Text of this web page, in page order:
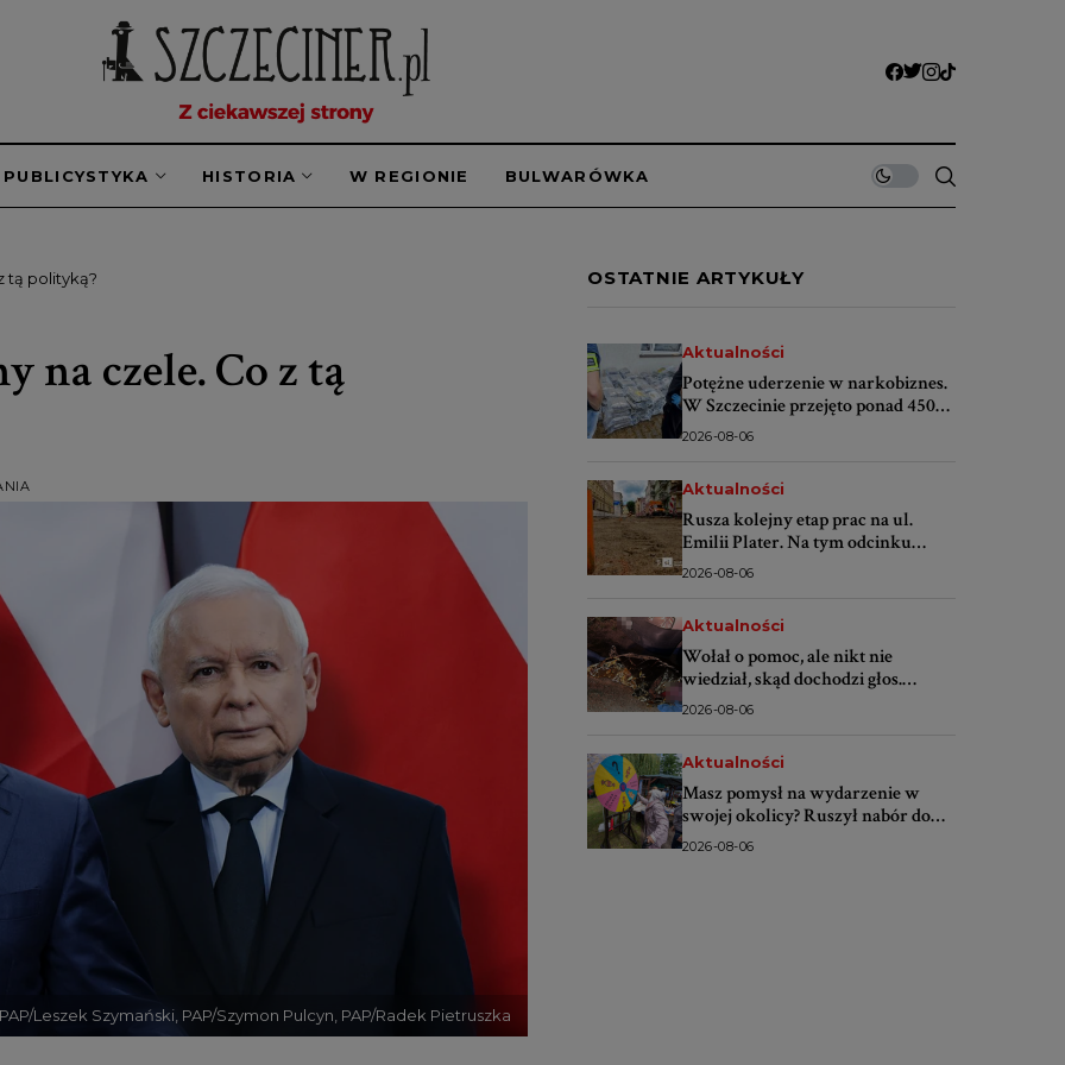
PUBLICYSTYKA HISTORIA W REGIONIE BULWARÓWKA
tą polityką?
na czele. Co z tą
Leszek Szymański, PAP/Szymon Pulcyn, PAP/Radek Pietruszka
OSTATNIE ARTYKUŁY
Aktualności
Potężne uderzenie w narkobiznes.
W Szczecinie przejęto ponad 450
kilogramów narkotyków
2026-08-06
Aktualności
Rusza kolejny etap prac na ul.
Emilii Plater. Na tym odcinku
lepiej nie parkować
2026-08-06
Aktualności
Wołał o pomoc, ale nikt nie
wiedział, skąd dochodzi głos.
Policjanci odnaleźli mężczyznę w
2026-08-06
Aktualności
Masz pomysł na wydarzenie w
swojej okolicy? Ruszył nabór do
projektu „SMS do lokalsów”
2026-08-06